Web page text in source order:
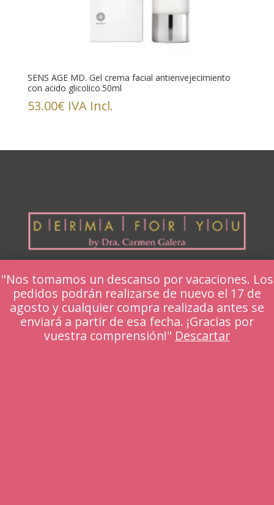
"Nos tomamos un descanso por vacaciones. Los
pedidos podrán realizarse de nuevo el 17 de
agosto y cualquier compra realizada antes se
enviará a partir de esa fecha. ¡Gracias por
vuestra comprensión!" Descartar
SENS AGE MD. Gel crema facial antienvejecimiento
con acido glicolico.50ml
53.00€ IVA Incl.